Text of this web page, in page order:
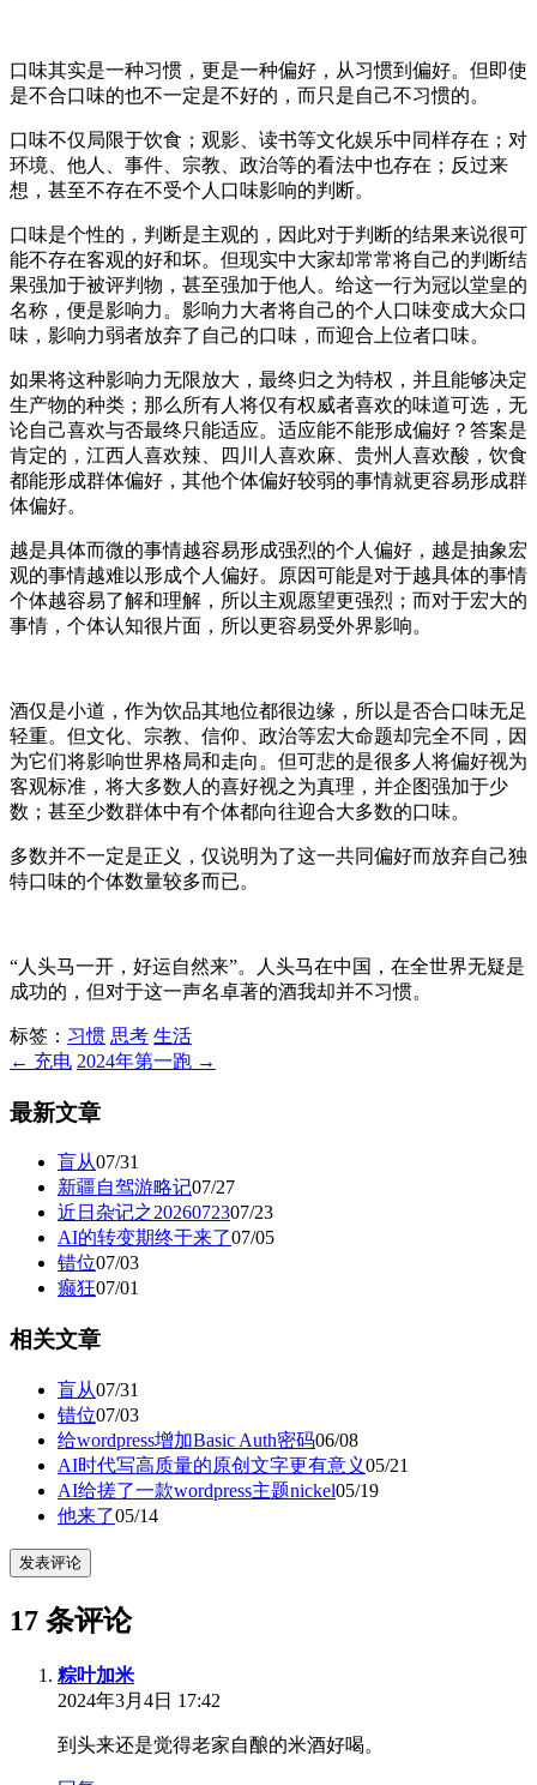
口味其实是一种习惯，更是一种偏好，从习惯到偏好。但即使
是不合口味的也不一定是不好的，而只是自己不习惯的。
口味不仅局限于饮食；观影、读书等文化娱乐中同样存在；对
环境、他人、事件、宗教、政治等的看法中也存在；反过来
想，甚至不存在不受个人口味影响的判断。
口味是个性的，判断是主观的，因此对于判断的结果来说很可
能不存在客观的好和坏。但现实中大家却常常将自己的判断结
果强加于被评判物，甚至强加于他人。给这一行为冠以堂皇的
名称，便是影响力。影响力大者将自己的个人口味变成大众口
味，影响力弱者放弃了自己的口味，而迎合上位者口味。
如果将这种影响力无限放大，最终归之为特权，并且能够决定
生产物的种类；那么所有人将仅有权威者喜欢的味道可选，无
论自己喜欢与否最终只能适应。适应能不能形成偏好？答案是
肯定的，江西人喜欢辣、四川人喜欢麻、贵州人喜欢酸，饮食
都能形成群体偏好，其他个体偏好较弱的事情就更容易形成群
体偏好。
越是具体而微的事情越容易形成强烈的个人偏好，越是抽象宏
观的事情越难以形成个人偏好。原因可能是对于越具体的事情
个体越容易了解和理解，所以主观愿望更强烈；而对于宏大的
事情，个体认知很片面，所以更容易受外界影响。
酒仅是小道，作为饮品其地位都很边缘，所以是否合口味无足
轻重。但文化、宗教、信仰、政治等宏大命题却完全不同，因
为它们将影响世界格局和走向。但可悲的是很多人将偏好视为
客观标准，将大多数人的喜好视之为真理，并企图强加于少
数；甚至少数群体中有个体都向往迎合大多数的口味。
多数并不一定是正义，仅说明为了这一共同偏好而放弃自己独
特口味的个体数量较多而已。
“人头马一开，好运自然来”。人头马在中国，在全世界无疑是
成功的，但对于这一声名卓著的酒我却并不习惯。
标签： 习惯 思考 生活
← 充电 2024年第一跑 →
最新文章
盲从07/31
新疆自驾游略记07/27
近日杂记之2026072307/23
AI的转变期终于来了07/05
错位07/03
癫狂07/01
相关文章
盲从07/31
错位07/03
给wordpress增加Basic Auth密码06/08
AI时代写高质量的原创文字更有意义05/21
AI给搓了一款wordpress主题nickel05/19
他来了05/14
发表评论
17 条评论
粽叶加米
2024年3月4日 17:42
到头来还是觉得老家自酿的米酒好喝。